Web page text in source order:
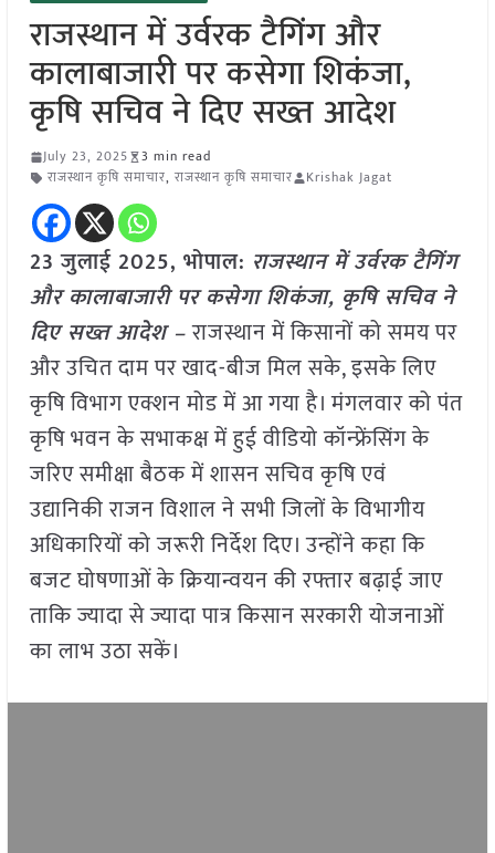
राजस्थान में उर्वरक टैगिंग और
कालाबाजारी पर कसेगा शिकंजा,
कृषि सचिव ने दिए सख्त आदेश
July 23, 2025
3 min read
राजस्थान कृषि समाचार, राजस्थान कृषि समाचार Krishak Jagat
23 जुलाई 2025, भोपाल: राजस्थान में उर्वरक टैगिंग
और कालाबाजारी पर कसेगा शिकंजा, कृषि सचिव ने
दिए सख्त आदेश –राजस्थान में किसानों को समय पर
और उचित दाम पर खाद-बीज मिल सके, इसके लिए
कृषि विभाग एक्शन मोड में आ गया है। मंगलवार को पंत
कृषि भवन के सभाकक्ष में हुई वीडियो कॉन्फ्रेंसिंग के
जरिए समीक्षा बैठक में शासन सचिव कृषि एवं
उद्यानिकी राजन विशाल ने सभी जिलों के विभागीय
अधिकारियों को जरूरी निर्देश दिए। उन्होंने कहा कि
बजट घोषणाओं के क्रियान्वयन की रफ्तार बढ़ाई जाए
ताकि ज्यादा से ज्यादा पात्र किसान सरकारी योजनाओं
का लाभ उठा सकें।